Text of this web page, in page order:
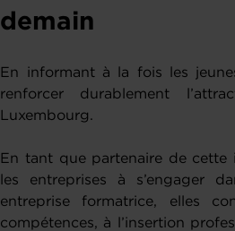
demain
En informant à la fois les
renforcer durablement
Luxembourg.
En tant que partenaire de cette
les entreprises à s’engager
entreprise formatrice, elles
compétences, à l’insertion